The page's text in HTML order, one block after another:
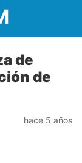
de
de
hace 5 años